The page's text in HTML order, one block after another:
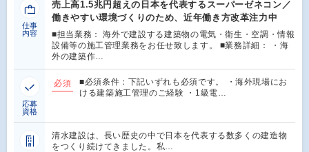
仕事
内容
売上高1.5兆円超えの日本を代表するスーパーゼネコン／
働きやすい環境づくりのため、近年働き方改革注力中
■担当業務： 海外で建設する建築物の電気・衛生・空調・情報
設備等の施工管理業務をお任せ致します。 ■業務詳細： ・海
外の建築作…
応募
資格
必須
■必須条件：下記いずれも必須です。 ・海外現場にお
ける建築施工管理のご経験 ・1級電…
清水建設は、長い歴史の中で日本を代表する数多くの建造物
をつくり続けてきました。私…